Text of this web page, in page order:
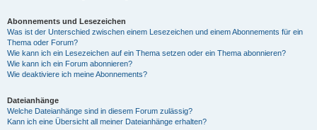
Abonnements und Lesezeichen
Was ist der Unterschied zwischen einem Lesezeichen und einem Abonnements für ein
Thema oder Forum?
Wie kann ich ein Lesezeichen auf ein Thema setzen oder ein Thema abonnieren?
Wie kann ich ein Forum abonnieren?
Wie deaktiviere ich meine Abonnements?
Dateianhänge
Welche Dateianhänge sind in diesem Forum zulässig?
Kann ich eine Übersicht all meiner Dateianhänge erhalten?